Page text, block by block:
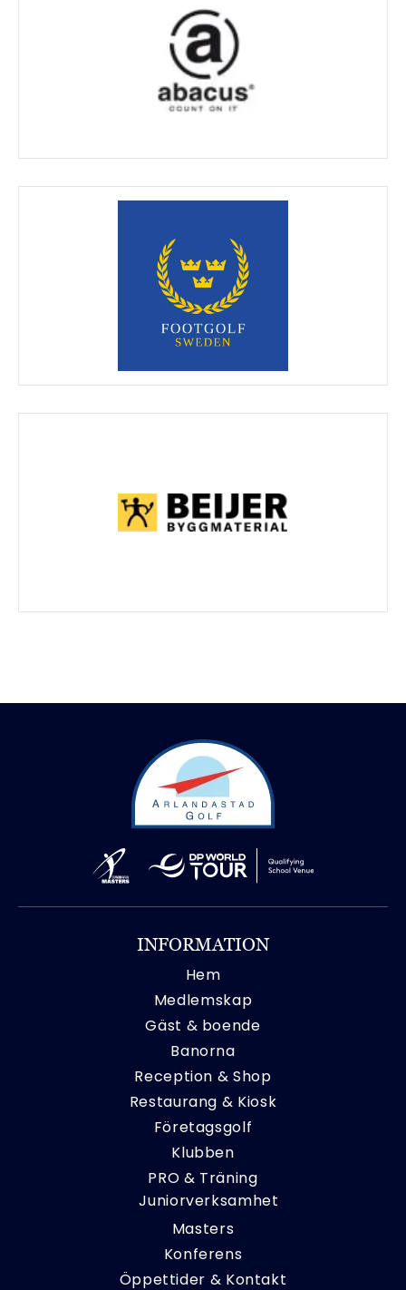
INFORMATION
Hem
Medlemskap
Gäst & boende
Banorna
Reception & Shop
Restaurang & Kiosk
Företagsgolf
Klubben
PRO & Träning
Juniorverksamhet
Masters
Konferens
Öppettider & Kontakt